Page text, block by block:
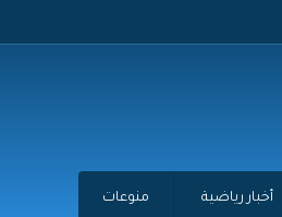
أخبار رياضية منوعات